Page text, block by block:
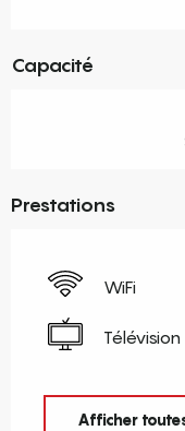
Capacité
Prestations
WiFi
Télévision
Afficher